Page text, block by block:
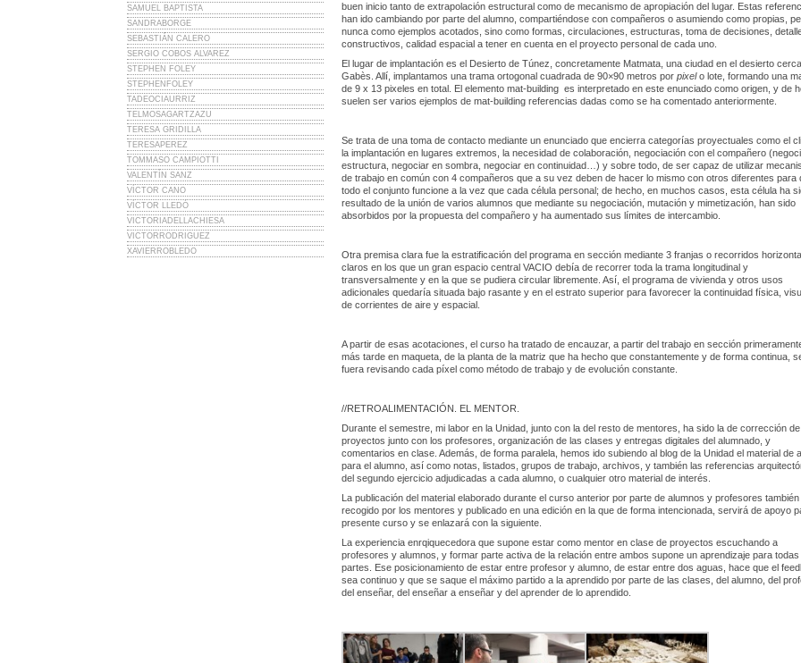
SAMUEL BAPTISTA
SANDRABORGE
SEBASTIÁN CALERO
SERGIO COBOS ALVAREZ
STEPHEN FOLEY
STEPHENFOLEY
TADEOCIAURRIZ
TELMOSAGARTZAZU
TERESA GRIDILLA
TERESAPEREZ
TOMMASO CAMPIOTTI
VALENTÍN SANZ
VÍCTOR CANO
VÍCTOR LLEDÓ
VICTORIADELLACHIESA
VICTORRODRIGUEZ
XAVIERROBLEDO
buen inicio tanto de extrapolación estructural como de mecanismo de apropiación del lugar. Estas
han ido cambiando por parte del alumno, compartiéndose con compañeros o asumiendo como propias,
nunca como ejemplos acotados, sino como formas, circulaciones, estructuras, toma de decisiones,
constructivos, calidad espacial a tener en cuenta en el proyecto personal de cada uno.
El lugar de implantación es el Desierto de Túnez, concretamente Matmata, una ciudad en el desierto
Gabès. Allí, implantamos una trama ortogonal cuadrada de 90×90 metros por pixelo lote, formando una
de 9 x 13 pixeles en total. El elemento mat-building es interpretado en este enunciado como origen, y de
suelen ser varios ejemplos de mat-building referencias dadas como se ha comentado anteriormente.
Se trata de una toma de contacto mediante un enunciado que encierra categorías proyectuales como el
la implantación en lugares extremos, la necesidad de colaboración, negociación con el compañero
estructura, negociar en sombra, negociar en continuidad…) y sobre todo, de ser capaz de utilizar
de trabajo en común con 4 compañeros que a su vez deben de hacer lo mismo con otros diferentes para
todo el conjunto funcione a la vez que cada célula personal; de hecho, en muchos casos, esta célula ha
resultado de la unión de varios alumnos que mediante su negociación, mutación y mimetización, han sido
absorbidos por la propuesta del compañero y ha aumentado sus límites de intercambio.
Otra premisa clara fue la estratificación del programa en sección mediante 3 franjas o recorridos
claros en los que un gran espacio central VACIO debía de recorrer toda la trama longitudinal y
transversalmente y en la que se pudiera circular libremente. Así, el programa de vivienda y otros usos
adicionales quedaría situada bajo rasante y en el estrato superior para favorecer la continuidad física,
de corrientes de aire y espacial.
A partir de esas acotaciones, el curso ha tratado de encauzar, a partir del trabajo en sección
más tarde en maqueta, de la planta de la matriz que ha hecho que constantemente y de forma continua,
fuera revisando cada píxel como método de trabajo y de evolución constante.
//RETROALIMENTACIÓN. EL MENTOR.
Durante el semestre, mi labor en la Unidad, junto con la del resto de mentores, ha sido la de corrección de
proyectos junto con los profesores, organización de las clases y entregas digitales del alumnado, y
comentarios en clase. Además, de forma paralela, hemos ido subiendo al blog de la Unidad el material de
para el alumno, así como notas, listados, grupos de trabajo, archivos, y también las referencias
del segundo ejercicio adjudicadas a cada alumno, o cualquier otro material de interés.
La publicación del material elaborado durante el curso anterior por parte de alumnos y profesores
recogido por los mentores y publicado en una edición en la que de forma intencionada, servirá de apoyo
presente curso y se enlazará con la siguiente.
La experiencia enrqiquecedora que supone estar como mentor en clase de proyectos escuchando a
profesores y alumnos, y formar parte activa de la relación entre ambos supone un aprendizaje para todas
partes. Ese posicionamiento de estar entre profesor y alumno, de estar entre dos aguas, hace que el
sea continuo y que se saque el máximo partido a la aprendido por parte de las clases, del alumno, del
del enseñar, del enseñar a enseñar y del aprender de lo aprendido.